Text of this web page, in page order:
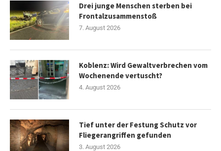
Drei junge Menschen sterben bei
Frontalzusammenstoß
7. August 2026
Koblenz: Wird Gewaltverbrechen vom
Wochenende vertuscht?
4. August 2026
Tief unter der Festung Schutz vor
Fliegerangriffen gefunden
3. August 2026